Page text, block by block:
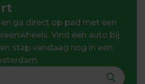
en ga direct op pad met een
Vind een auto bij
stap vandaag nog in een